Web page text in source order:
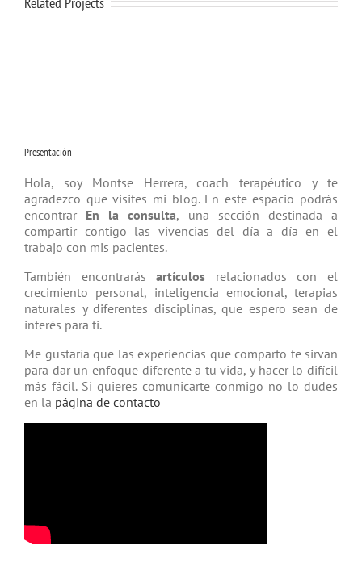
Presentación
Hola, soy Montse Herrera, coach tera­péutico y te
agradezco que visites mi blog. En este espacio podrás
encontrar En la consulta, una sección destinada a
compartir contigo las vivencias del día a día en el
trabajo con mis pacientes.
También encontrarásartículos relacio­nados con el
crecimiento personal, inteligencia emocional, terapias
natu­rales y diferentes disciplinas, que espero sean de
interés para ti.
Me gustaría que las experiencias que comparto te sirvan
para dar un enfoque diferente a tu vida, y hacer lo difícil
más fácil. Si quieres comunicarte conmigo no lo dudes
en la página de contacto